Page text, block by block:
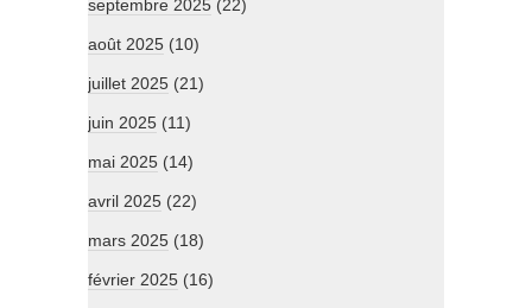
septembre 2025 (22)
août 2025 (10)
juillet 2025 (21)
juin 2025 (11)
mai 2025 (14)
avril 2025 (22)
mars 2025 (18)
février 2025 (16)